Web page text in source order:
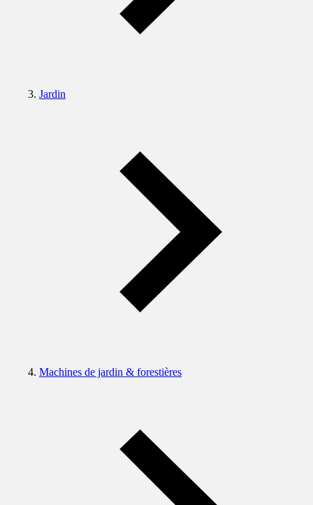
Jardin
Machines de jardin & forestières